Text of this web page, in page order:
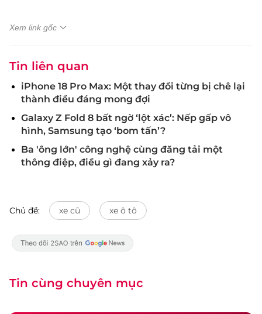
Xem link gốc
Tin liên quan
iPhone 18 Pro Max: Một thay đổi từng bị chê lại
thành điều đáng mong đợi
Galaxy Z Fold 8 bất ngờ ‘lột xác’: Nếp gấp vô
hình, Samsung tạo ‘bom tấn’?
Ba 'ông lớn' công nghệ cùng đăng tải một
thông điệp, điều gì đang xảy ra?
Chủ đề: xe cũ xe ô tô
Tin cùng chuyên mục